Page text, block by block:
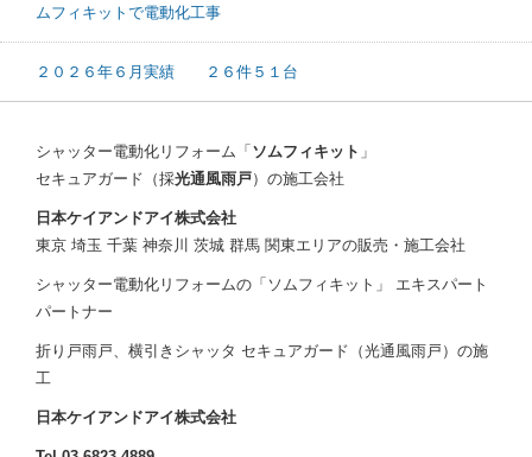
ムフィキットで電動化工事
２０２６年６月実績 ２６件５１台
シャッター電動化リフォーム「 ソムフィキット 」
セキュアガード（採光通風雨戸）の施工会社
日本ケイアンドアイ株式会社
東京 埼玉 千葉 神奈川 茨城 群馬 関東エリアの販売・施工会社
シャッター電動化リフォームの「ソムフィキット」 エキスパート
パートナー
折り戸雨戸、横引きシャッタ セキュアガード（光通風雨戸）の施
工
日本ケイアンドアイ株式会社